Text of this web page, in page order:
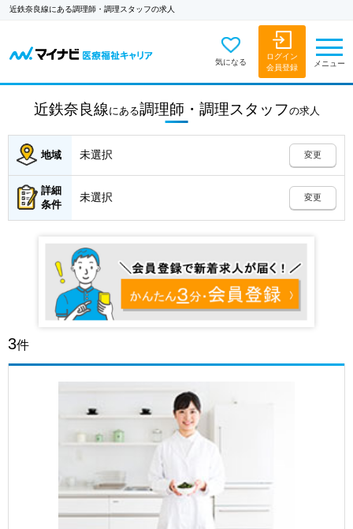
近鉄奈良線にある調理師・調理スタッフの求人
気になる
ログイン
会員登録
メニュー
近鉄奈良線 にある調理師・調理スタッフの求人
地域 未選択 変更
詳細
条件
未選択 変更
3件